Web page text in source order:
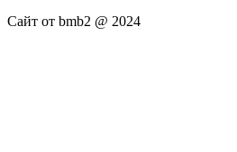
Сайт от bmb2 @ 2024